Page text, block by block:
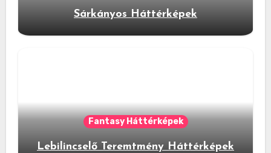
Sárkányos Háttérképek
Fantasy Háttérképek
Lebilincselő Teremtmény Háttérképek